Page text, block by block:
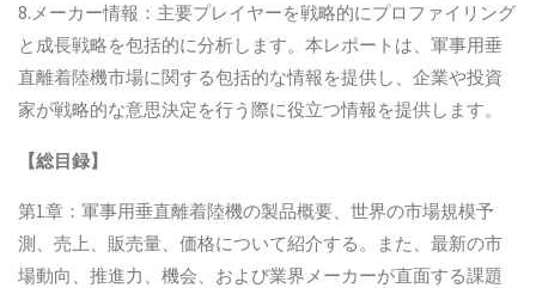
8.メーカー情報：主要プレイヤーを戦略的にプロファイリング
と成長戦略を包括的に分析します。本レポートは、軍事用垂
直離着陸機市場に関する包括的な情報を提供し、企業や投資
家が戦略的な意思決定を行う際に役立つ情報を提供します。
【総目録】
第1章：軍事用垂直離着陸機の製品概要、世界の市場規模予
測、売上、販売量、価格について紹介する。また、最新の市
場動向、推進力、機会、および業界メーカーが直面する課題